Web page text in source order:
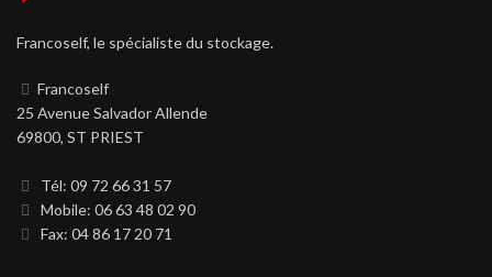
Francoself, le spécialiste du stockage.
Francoself
25 Avenue Salvador Allende
69800, ST PRIEST
Tél: 09 72 66 31 57
Mobile: 06 63 48 02 90
Fax: 04 86 17 20 71